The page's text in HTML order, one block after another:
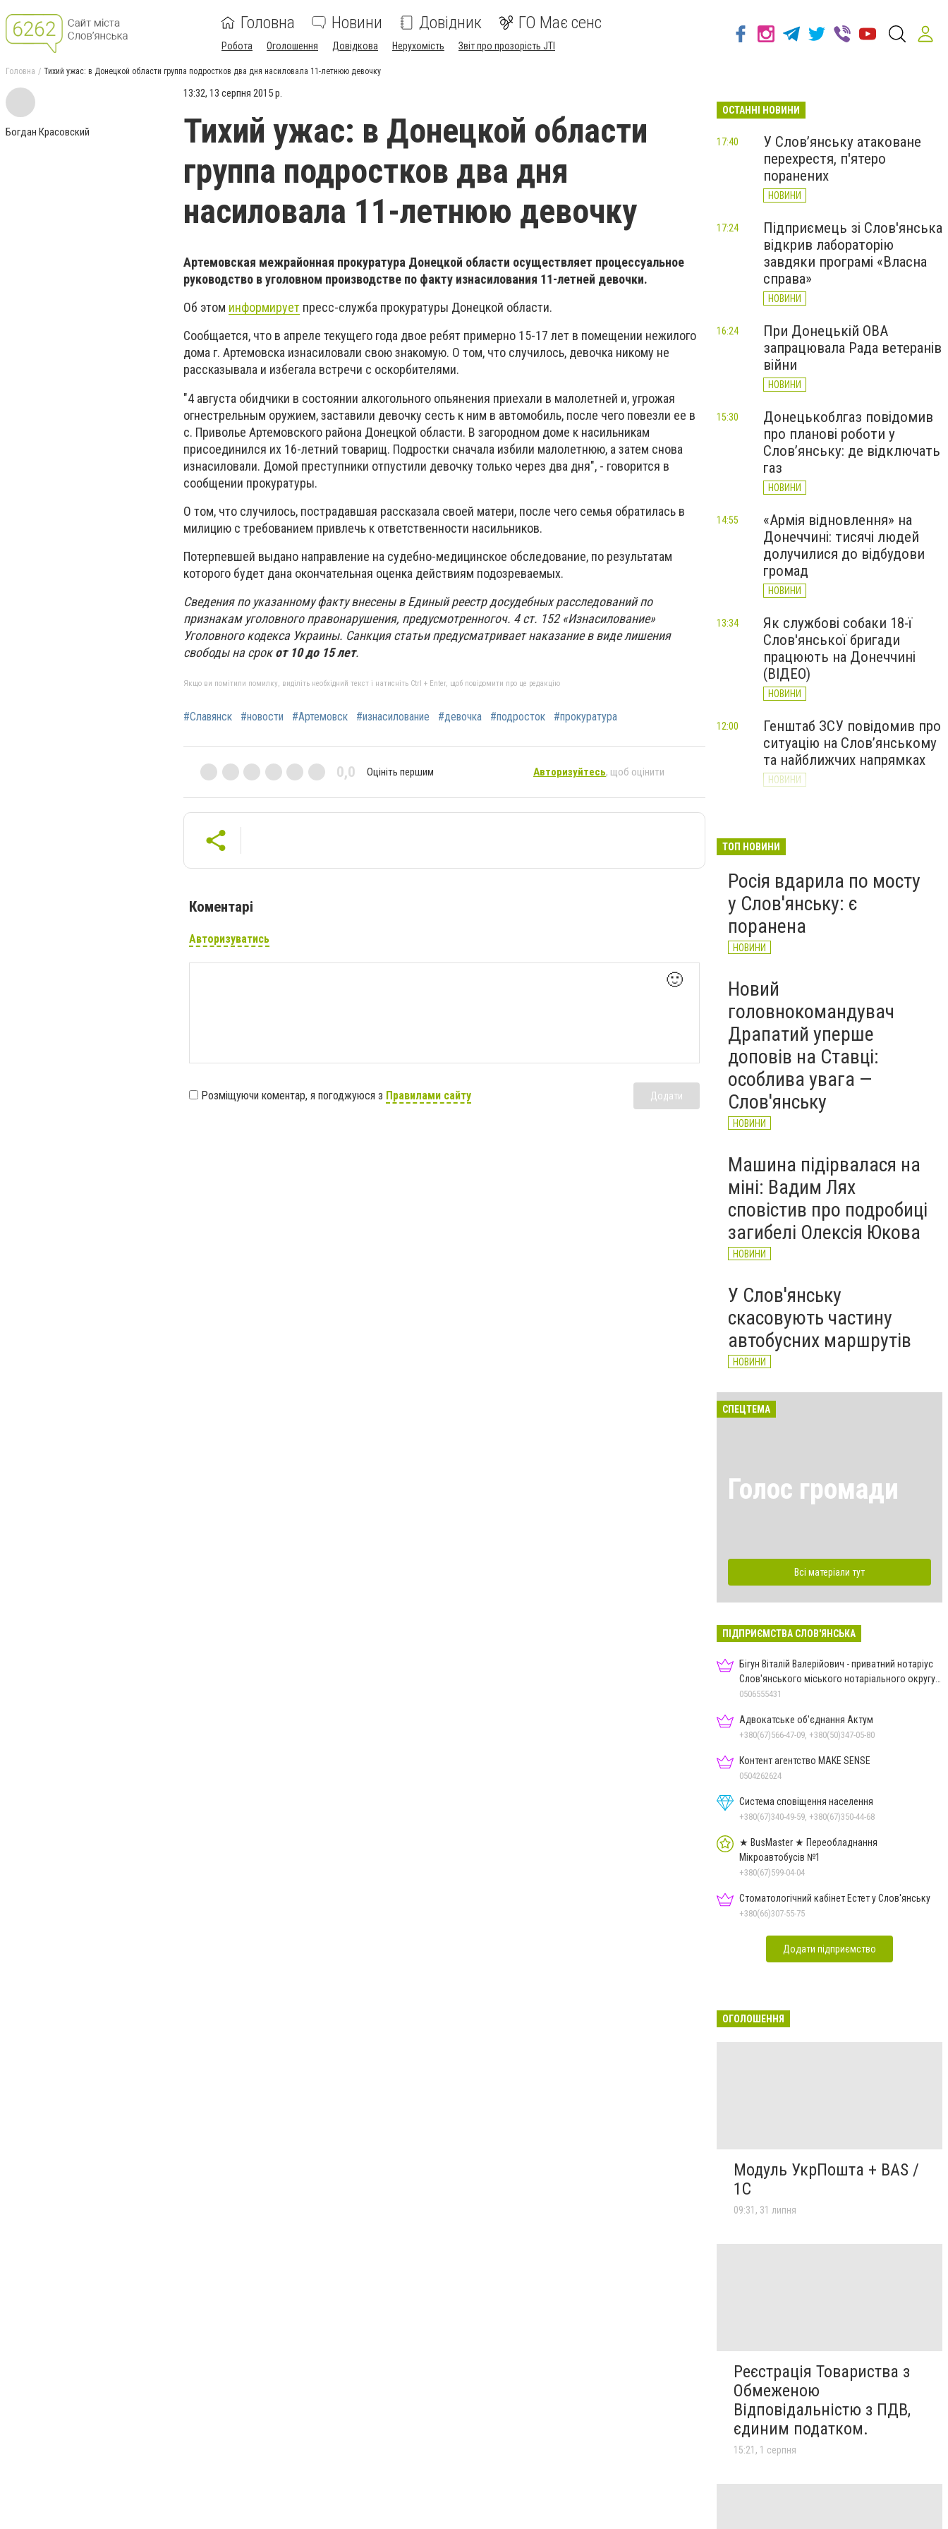
Головна Новини Довідник ГО Має сенс
Робота Оголошення Довідкова Нерухомість Звіт про прозорість JTI
Головна Тихий ужас: в Донецкой области группа подростков два дня насиловала 11-летнюю девочку
Богдан Красовский
13:32, 13 серпня 2015 р.
Тихий ужас: в Донецкой области
группа подростков два дня
насиловала 11-летнюю девочку
Артемовская межрайонная прокуратура Донецкой области осуществляет процессуальное
руководство в уголовном производстве по факту изнасилования 11-летней девочки.
Об этом информирует пресс-служба прокуратуры Донецкой области.
Сообщается, что в апреле текущего года двое ребят примерно 15-17 лет в помещении нежилого
дома г. Артемовска изнасиловали свою знакомую. О том, что случилось, девочка никому не
рассказывала и избегала встречи с оскорбителями.
"4 августа обидчики в состоянии алкогольного опьянения приехали в малолетней и, угрожая
огнестрельным оружием, заставили девочку сесть к ним в автомобиль, после чего повезли ее в
с. Приволье Артемовского района Донецкой области. В загородном доме к насильникам
присоединился их 16-летний товарищ. Подростки сначала избили малолетнюю, а затем снова
изнасиловали. Домой преступники отпустили девочку только через два дня", - говорится в
сообщении прокуратуры.
О том, что случилось, пострадавшая рассказала своей матери, после чего семья обратилась в
милицию с требованием привлечь к ответственности насильников.
Потерпевшей выдано направление на судебно-медицинское обследование, по результатам
которого будет дана окончательная оценка действиям подозреваемых.
Сведения по указанному факту внесены в Единый реестр досудебных расследований по
признакам уголовного правонарушения, предусмотренногоч. 4 ст. 152 «Изнасилование»
Уголовного кодекса Украины. Санкция статьи предусматривает наказание в виде лишения
свободы на срокот 10 до 15 лет.
Якщо ви помітили помилку, виділіть необхідний текст і натисніть Ctrl + Enter, щоб повідомити про це редакцію
#Славянск #новости #Артемовск #изнасилование #девочка #подросток #прокуратура
0,0 Оцініть першим Авторизуйтесь, щоб оцінити
Коментарі
Авторизуватись
🙂
Розміщуючи коментар, я погоджуюся з Правилами сайту Додати
ОСТАННІ НОВИНИ
У Слов’янську атаковане
перехрестя, п'ятеро
поранених
НОВИНИ
17:40
Підприємець зі Слов'янська
відкрив лабораторію
завдяки програмі «Власна
справа»
НОВИНИ
17:24
При Донецькій ОВА
запрацювала Рада ветеранів
війни
НОВИНИ
16:24
Донецькоблгаз повідомив
про планові роботи у
Слов’янську: де відключать
газ
НОВИНИ
15:30
«Армія відновлення» на
Донеччині: тисячі людей
долучилися до відбудови
громад
НОВИНИ
14:55
Як службові собаки 18-ї
Слов'янської бригади
працюють на Донеччині
(ВІДЕО)
НОВИНИ
13:34
Генштаб ЗСУ повідомив про
ситуацію на Слов’янському
та найближчих напрямках
НОВИНИ
12:00
великої війни: 7 серпня
ТОП НОВИНИ
Росія вдарила по мосту
у Слов'янську: є
поранена
НОВИНИ
Новий
головнокомандувач
Драпатий уперше
доповів на Ставці:
особлива увага —
Слов'янську
НОВИНИ
Машина підірвалася на
міні: Вадим Лях
сповістив про подробиці
загибелі Олексія Юкова
НОВИНИ
У Слов'янську
скасовують частину
автобусних маршрутів
НОВИНИ
СПЕЦТЕМА
Голос громади
Всі матеріали тут
ПІДПРИЄМСТВА СЛОВ'ЯНСЬКА
Бігун Віталій Валерійович - приватний нотаріус
Слов'янського міського нотаріального округу
Дон.обл.
0506555431
Адвокатське об'єднання Актум
+380(67)566-47-09, +380(50)347-05-80
Контент агентство MAKE SENSE
0504262624
Система сповіщення населення
+380(67)340-49-59, +380(67)350-44-68
★ BusMaster ★ Переобладнання
Мікроавтобусів №1
+380(67)599-04-04
Стоматологічний кабінет Естет у Слов'янську
+380(66)307-55-75
Додати підприємство
ОГОЛОШЕННЯ
Модуль УкрПошта + BAS /
1C
09:31, 31 липня
Реєстрація Товариства з
Обмеженою
Відповідальністю з ПДВ,
єдиним податком.
15:21, 1 серпня